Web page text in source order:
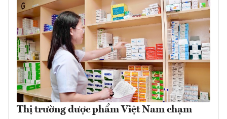
Thị trường dược phẩm Việt Nam chạm